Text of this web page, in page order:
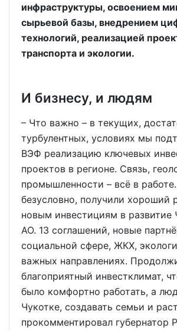
инфраструктуры, освоением
сырьевой базы, внедрением
технологий, реализацией
транспорта и экологии.
И бизнесу, и людям
– Что важно – в текущих,
турбулентных, условиях мы
ВЭФ реализацию ключевых
проектов в регионе. Связь,
промышленности – всё в
безусловно, получили хороший
новым инвестициям в развитие
АО. 13 соглашений, новые
социальной сфере, ЖКХ,
важных направлениях.
благоприятный инвестклимат,
было комфортно работать, а
Чукотке, создавать семьи и
прокомментировал губернатор